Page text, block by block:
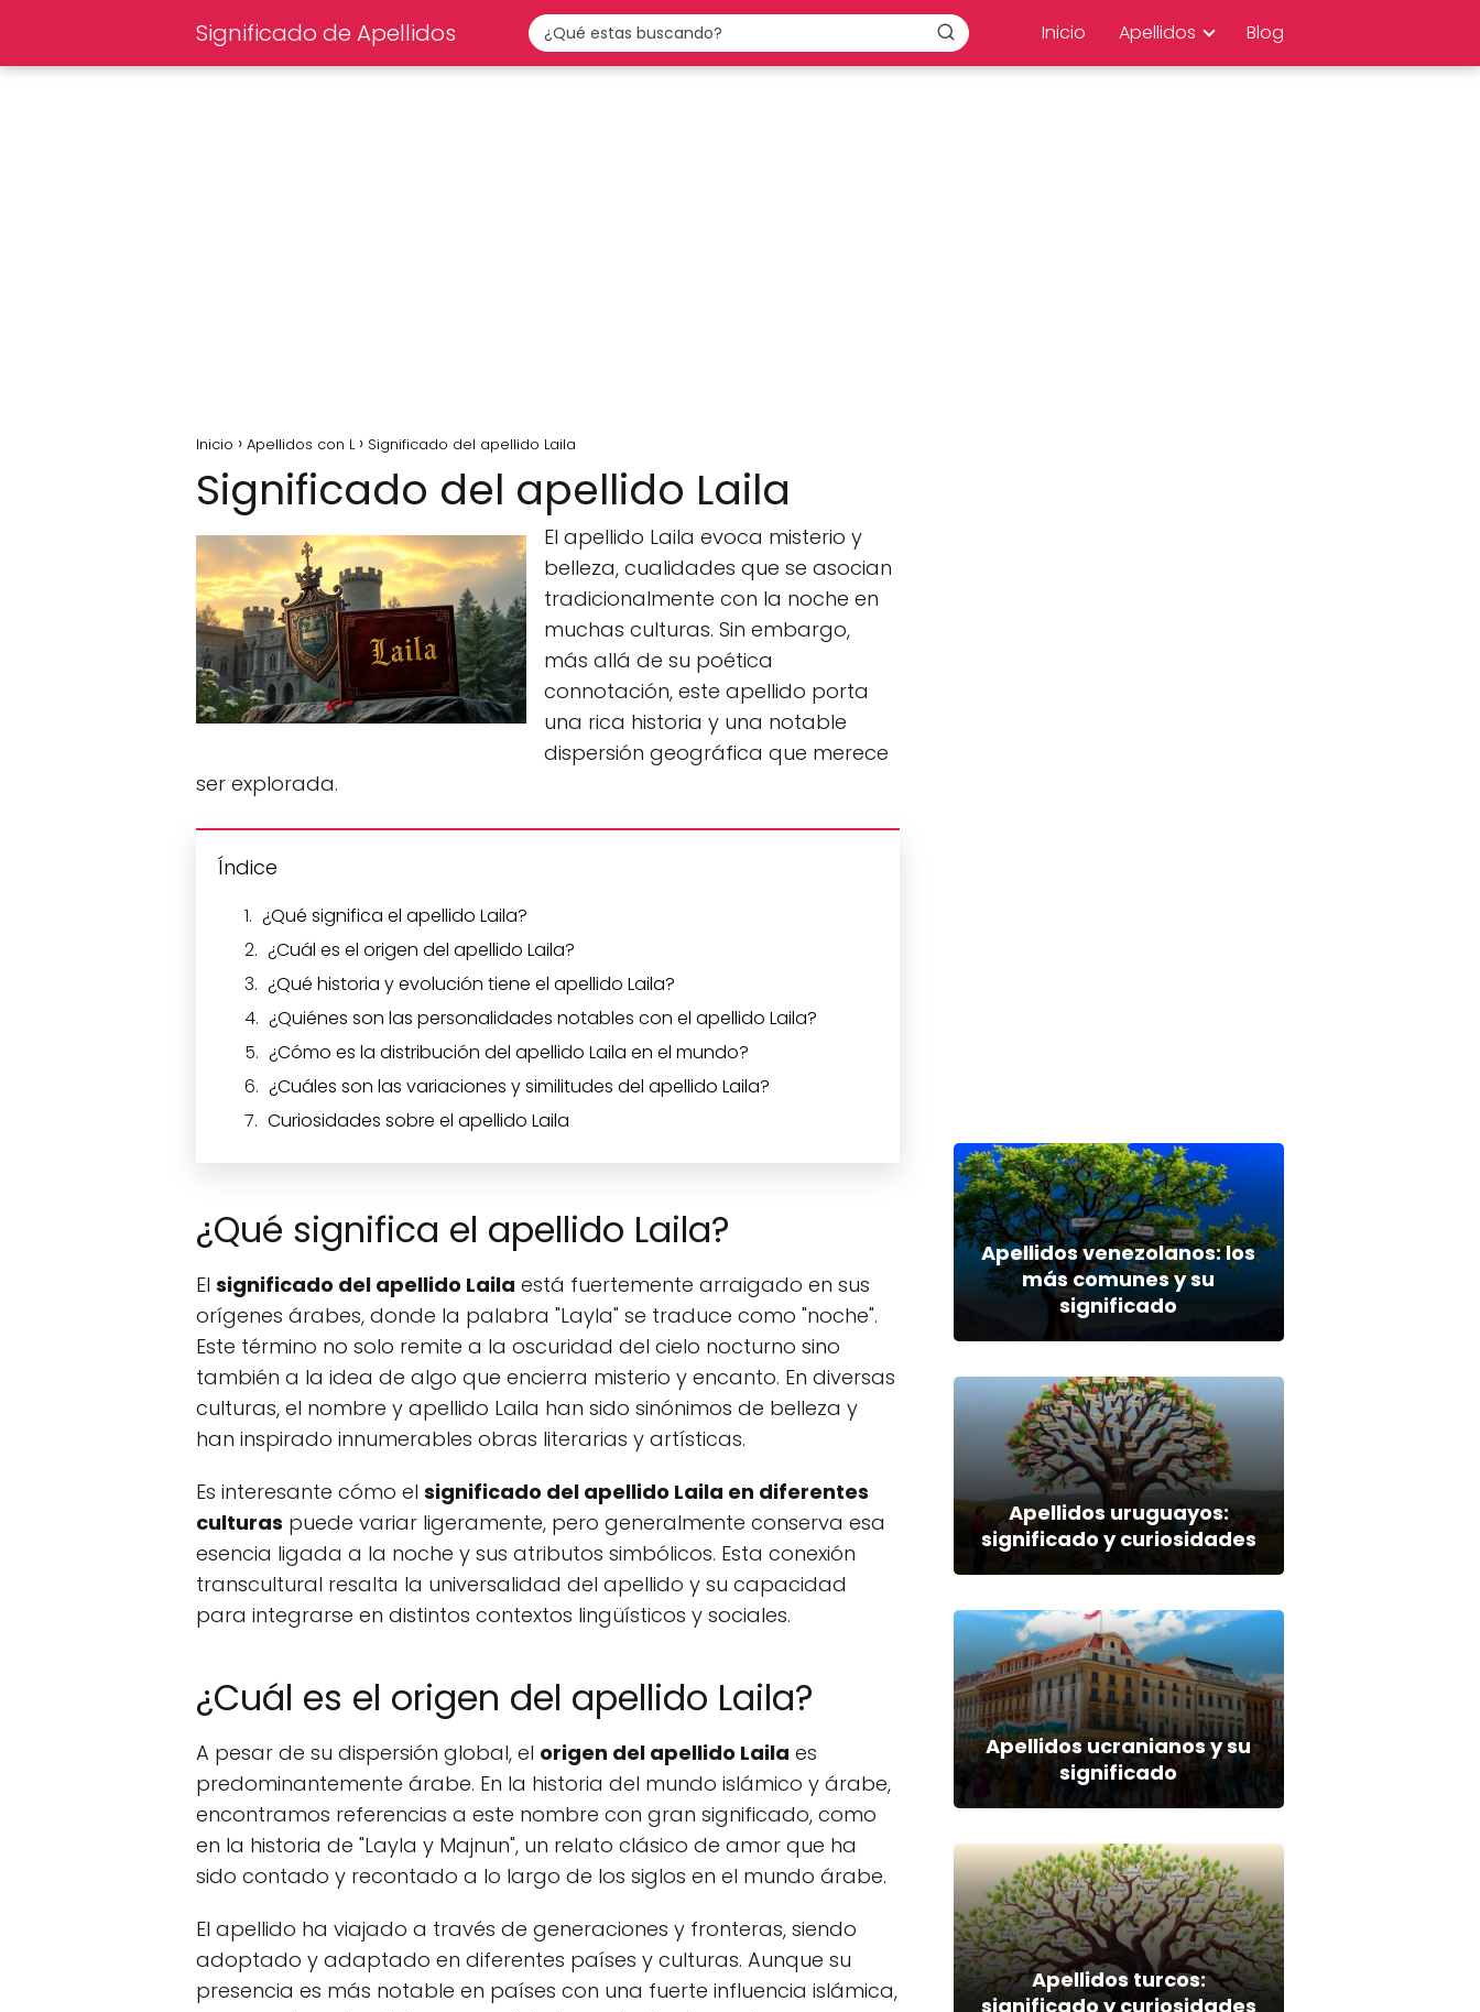
Significado de Apellidos Inicio Apellidos Blog
Inicio Apellidos con L Significado del apellido Laila
Significado del apellido Laila
El apellido Laila evoca misterio y
belleza, cualidades que se asocian
tradicionalmente con la noche en
muchas culturas. Sin embargo,
más allá de su poética
connotación, este apellido porta
una rica historia y una notable
dispersión geográfica que merece
ser explorada.
Índice
¿Qué significa el apellido Laila?
¿Cuál es el origen del apellido Laila?
¿Qué historia y evolución tiene el apellido Laila?
¿Quiénes son las personalidades notables con el apellido Laila?
¿Cómo es la distribución del apellido Laila en el mundo?
¿Cuáles son las variaciones y similitudes del apellido Laila?
Curiosidades sobre el apellido Laila
¿Qué significa el apellido Laila?
El significado del apellido Laila está fuertemente arraigado en sus
orígenes árabes, donde la palabra "Layla" se traduce como "noche".
Este término no solo remite a la oscuridad del cielo nocturno sino
también a la idea de algo que encierra misterio y encanto. En diversas
culturas, el nombre y apellido Laila han sido sinónimos de belleza y
han inspirado innumerables obras literarias y artísticas.
Es interesante cómo el significado del apellido Laila en diferentes
culturas puede variar ligeramente, pero generalmente conserva esa
esencia ligada a la noche y sus atributos simbólicos. Esta conexión
transcultural resalta la universalidad del apellido y su capacidad
para integrarse en distintos contextos lingüísticos y sociales.
¿Cuál es el origen del apellido Laila?
A pesar de su dispersión global, el origen del apellido Laila es
predominantemente árabe. En la historia del mundo islámico y árabe,
encontramos referencias a este nombre con gran significado, como
en la historia de "Layla y Majnun", un relato clásico de amor que ha
sido contado y recontado a lo largo de los siglos en el mundo árabe.
El apellido ha viajado a través de generaciones y fronteras, siendo
adoptado y adaptado en diferentes países y culturas. Aunque su
presencia es más notable en países con una fuerte influencia islámica,
Apellidos venezolanos: los
más comunes y su
significado
Apellidos uruguayos:
significado y curiosidades
Apellidos ucranianos y su
significado
Apellidos turcos:
significado y curiosidades